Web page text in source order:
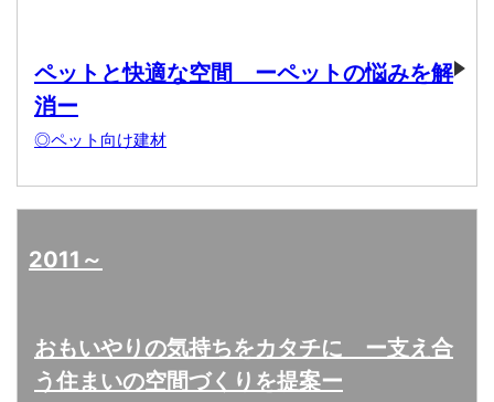
ペットと快適な空間 ーペットの悩みを解
消ー
◎ペット向け建材
2011～
おもいやりの気持ちをカタチに ー支え合
う住まいの空間づくりを提案ー